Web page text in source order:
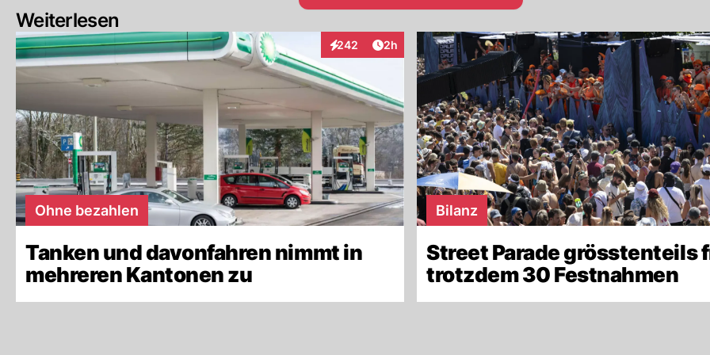
Weiterlesen
242
InteraktionenArtikel veröffentlicht:
2h
Ohne bezahlen
Tanken und davonfahren nimmt in
mehreren Kantonen zu
Bilanz
Street Parade grösstenteils
trotzdem 30 Festnahmen